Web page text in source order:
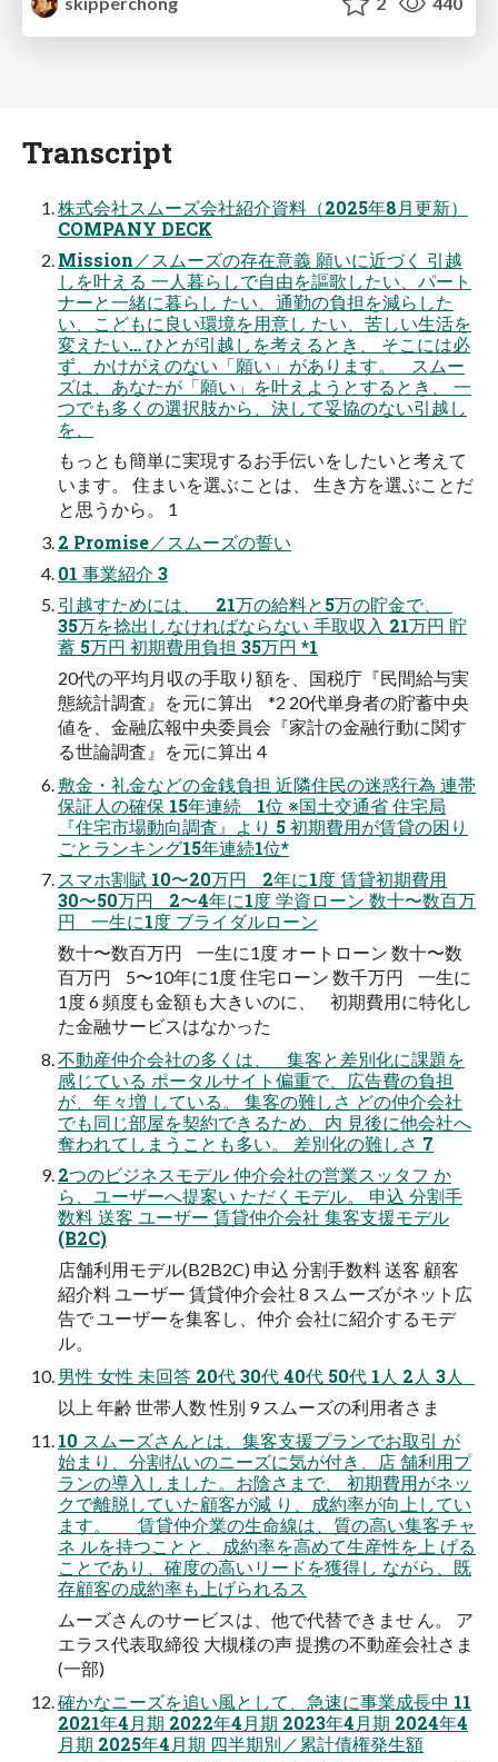
Transcript
株式会社スムーズ会社紹介資料（2025年8月更新）
COMPANY DECK
Mission／スムーズの存在意義 願いに近づく 引越
しを叶える 一人暮らしで自由を謳歌したい、パート
ナーと一緒に暮らし たい、通勤の負担を減らした
い、こどもに良い環境を用意し たい、苦しい生活を
変えたい… ひとが引越しを考えるとき、 そこには必
ず、かけがえのない「願い」があります。 スムー
ズは、あなたが「願い」を叶えようとするとき、 一
つでも多くの選択肢から、決して妥協のない引越し
を、
もっとも簡単に実現するお手伝いをしたいと考えて
います。 住まいを選ぶことは、 生き方を選ぶことだ
と思うから。 1
2 Promise／スムーズの誓い
01 事業紹介 3
引越すためには、 21万の給料と5万の貯金で、
35万を捻出しなければならない 手取収入 21万円 貯
蓄 5万円 初期費用負担 35万円 *1
20代の平均月収の手取り額を、国税庁『民間給与実
態統計調査』を元に算出 *2 20代単身者の貯蓄中央
値を、金融広報中央委員会『家計の金融行動に関す
る世論調査』を元に算出 4
敷金・礼金などの金銭負担 近隣住民の迷惑行為 連帯
保証人の確保 15年連続 1位 ※国土交通省 住宅局
『住宅市場動向調査』より 5 初期費用が賃貸の困り
ごとランキング15年連続1位*
スマホ割賦 10〜20万円 2年に1度 賃貸初期費用
30〜50万円 2〜4年に1度 学資ローン 数十〜数百万
円 一生に1度 ブライダルローン
数十〜数百万円 一生に1度 オートローン 数十〜数
百万円 5〜10年に1度 住宅ローン 数千万円 一生に
1度 6 頻度も金額も大きいのに、 初期費用に特化し
た金融サービスはなかった
不動産仲介会社の多くは、 集客と差別化に課題を
感じている ポータルサイト偏重で、広告費の負担
が、年々増 している。 集客の難しさ どの仲介会社
でも同じ部屋を契約できるため、内 見後に他会社へ
奪われてしまうことも多い。 差別化の難しさ 7
2つのビジネスモデル 仲介会社の営業スッタフ か
ら、ユーザーへ提案い ただくモデル。 申込 分割手
数料 送客 ユーザー 賃貸仲介会社 集客支援モデル
(B2C)
店舗利用モデル(B2B2C) 申込 分割手数料 送客 顧客
紹介料 ユーザー 賃貸仲介会社 8 スムーズがネット広
告で ユーザーを集客し、仲介 会社に紹介するモデ
ル。
男性 女性 未回答 20代 30代 40代 50代 1人 2人 3人
以上 年齢 世帯人数 性別 9 スムーズの利用者さま
10 スムーズさんとは、集客支援プランでお取引 が
始まり、分割払いのニーズに気が付き、店 舗利用プ
ランの導入しました。お陰さまで、 初期費用がネッ
クで離脱していた顧客が減 り、成約率が向上してい
ます。 賃貸仲介業の生命線は、質の高い集客チャ
ネ ルを持つことと、成約率を高めて生産性を上 げる
ことであり、確度の高いリードを獲得し ながら、既
存顧客の成約率も上げられるス
ムーズさんのサービスは、他で代替できませ ん。 ア
エラス代表取締役 大槻様の声 提携の不動産会社さま
(一部)
確かなニーズを追い風として、急速に事業成長中 11
2021年4月期 2022年4月期 2023年4月期 2024年4
月期 2025年4月期 四半期別／累計債権発生額